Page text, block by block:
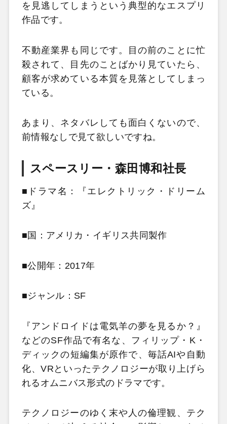
を見逃してしまうという典型的なエスプリ
作品です。
不動産業界も同じです。目の前のことに忙
殺されて、目先のことばかり見ていたら、
顧客が求めている本質を見落としてしまっ
ている。
あまり、ネタバレしても面白くないので、
前情報なしで見て欲しいですね。
スペースリー・森田博和社長
■ドラマ名：『エレクトリック・ドリーム
ズ』
■国：アメリカ・イギリス共同製作
■公開年：2017年
■ジャンル：SF
『アンドロイドは電気羊の夢を見るか？』
などのSF作品で有名な、フィリップ・K・
ディックの短編集が原作で、毎話AIや自動
化、VRといったテクノロジーが取り上げら
れるオムニバス形式のドラマです。
テクノロジーのゆく末や人の倫理観、テク